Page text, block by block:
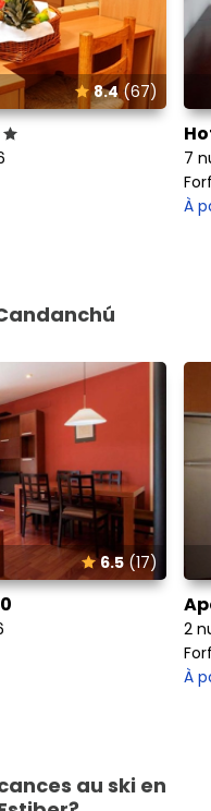
8.4(67)
7
À
6.5(17)
2
À
au ski en